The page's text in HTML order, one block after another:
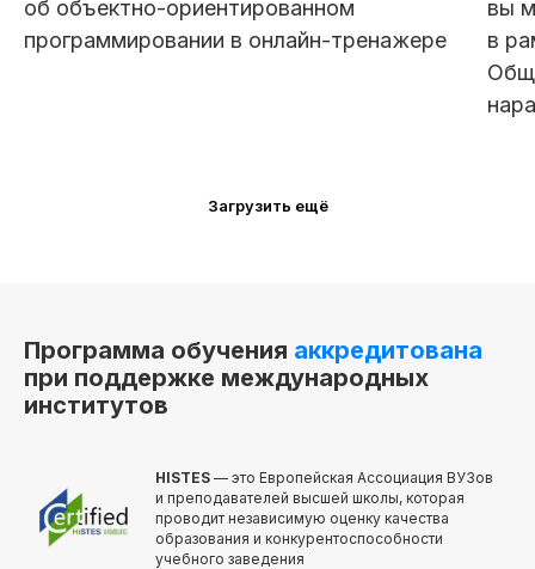
об объектно-ориентированном
программировании в онлайн-тренажере
вы
в
Загрузить ещё
Программа обучения аккредитована
при поддержке международных
институтов
HISTES — это Европейская Ассоциация ВУЗов
и преподавателей высшей школы, которая
проводит независимую оценку качества
образования и конкурентоспособности
учебного заведения